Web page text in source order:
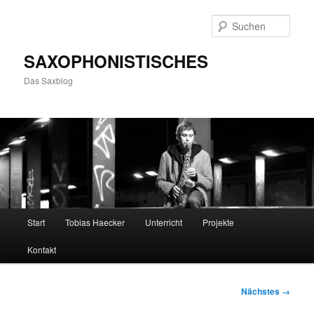
SAXOPHONISTISCHES
Das Saxblog
Start Tobias Haecker Unterricht Projekte
Kontakt
Nächstes →